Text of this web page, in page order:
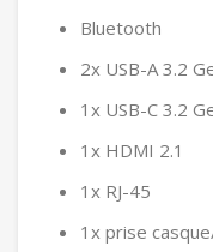
Bluetooth
2x USB-A 3.2
1x USB-C 3.2
1x HDMI 2.1
1x RJ-45
1x prise